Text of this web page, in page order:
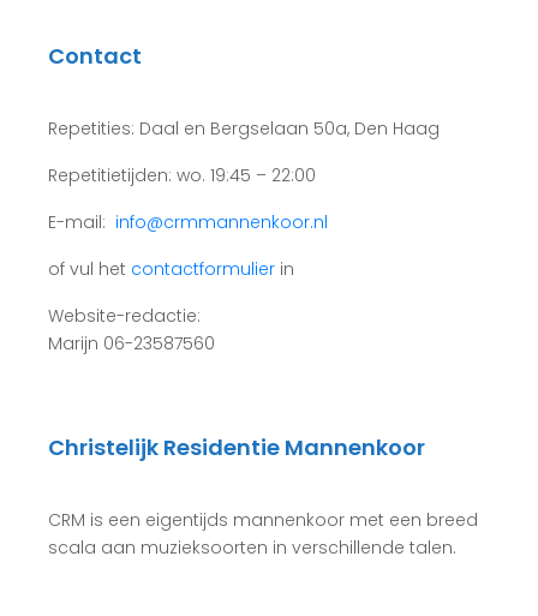
Contact
Repetities: Daal en Bergselaan 50a, Den Haag
Repetitietijden: wo. 19:45 – 22:00
E-mail: info@crmmannenkoor.nl
of vul het contactformulier in
Website-redactie:
Marijn 06-23587560
Christelijk Residentie Mannenkoor
CRM is een eigentijds mannenkoor met een breed
scala aan muzieksoorten in verschillende talen.